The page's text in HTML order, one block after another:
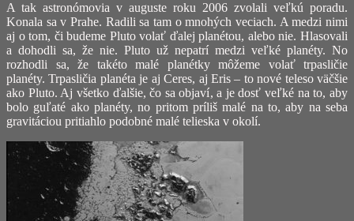
A tak astronómovia v auguste roku 2006 zvolali veľkú poradu.
Konala sa v Prahe. Radili sa tam o mnohých veciach. A medzi nimi
aj o tom, či budeme Pluto volať ďalej planétou, alebo nie. Hlasovali
a dohodli sa, že nie. Pluto už nepatrí medzi veľké planéty. No
rozhodli sa, že takéto malé planétky môžeme volať trpasličie
planéty. Trpasličia planéta je aj Ceres, aj Eris – to nové teleso väčšie
ako Pluto. Aj všetko ďalšie, čo sa objaví, a je dosť veľké na to, aby
bolo guľaté ako planéty, no pritom príliš malé na to, aby na seba
gravitáciou pritiahlo podobné malé telieska v okolí.